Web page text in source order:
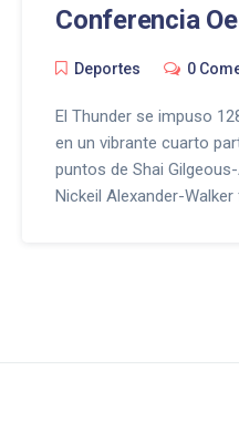
Conferencia
Deportes 0
El Thunder se impuso
en un vibrante cuarto
puntos de Shai
Nickeil Alexander-